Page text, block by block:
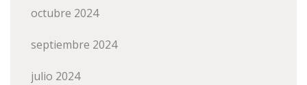
octubre 2024
septiembre 2024
julio 2024